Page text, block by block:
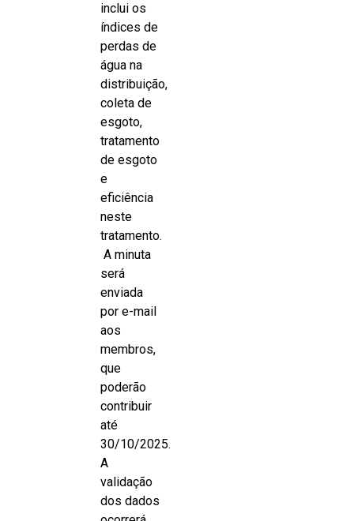
inclui os
índices de
perdas de
água na
distribuição,
coleta de
esgoto,
tratamento
de esgoto
e
eficiência
neste
tratamento.
A minuta
será
enviada
por e-mail
aos
membros,
que
poderão
contribuir
até
30/10/2025.
A
validação
dos dados